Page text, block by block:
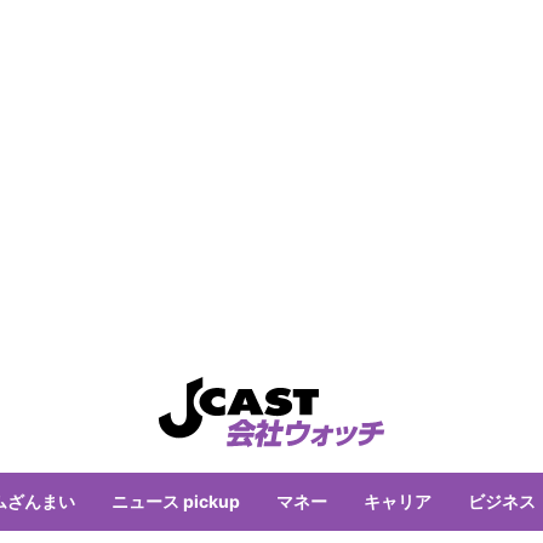
ざんまい ニュース pickup マネー キャリア ビジネス